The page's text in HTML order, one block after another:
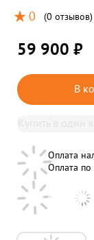
0 (0 отзывов)
59 900 ₽
В
Оплата
Оплата по